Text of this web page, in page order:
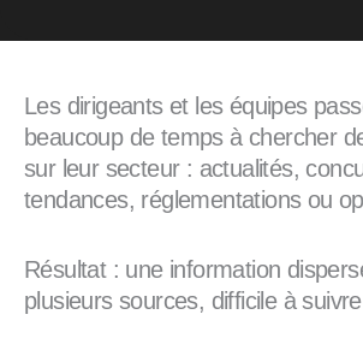
Les dirigeants et les équipes
beaucoup de temps à chercher
sur leur secteur : actualités,
tendances, réglementations ou
Résultat : une information
plusieurs sources, difficile à